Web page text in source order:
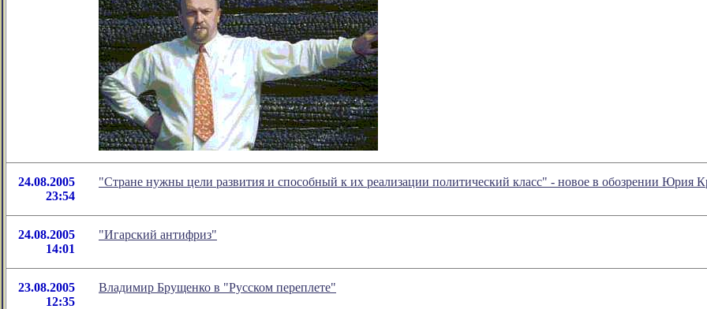
24.08.2005
23:54
"Cтране нужны цели развития и способный к их реализации политический класс" - новое в обозрении Юрия
24.08.2005
14:01
"Игарский антифриз"
23.08.2005
12:35
Владимир Брущенко в "Руcском переплете"